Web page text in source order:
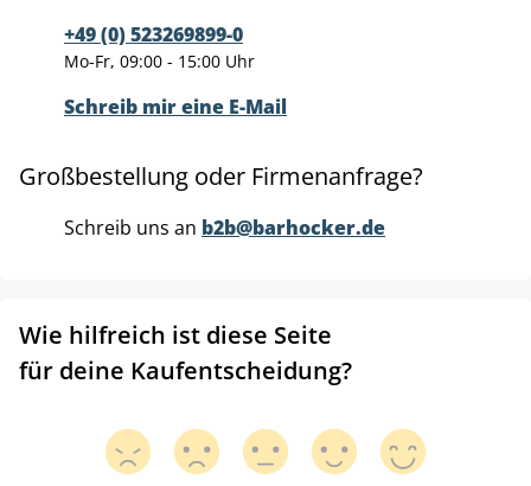
+49 (0) 523269899-0
Mo-Fr, 09:00 - 15:00 Uhr
Schreib mir eine E-Mail
Großbestellung oder Firmenanfrage?
Schreib uns an b2b@barhocker.de
Wie hilfreich ist diese Seite
für deine Kaufentscheidung?